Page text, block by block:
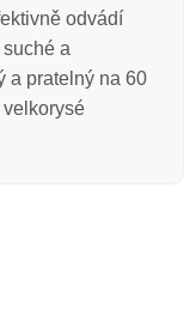
odvádí
a
a pratelný na 60
velkorysé